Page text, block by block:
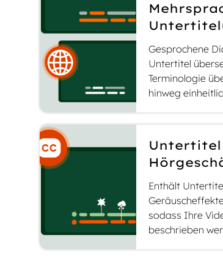
Gesprochene
Untertitel
Terminologie
hinweg
Enthält
sodass Ihre
beschrieben